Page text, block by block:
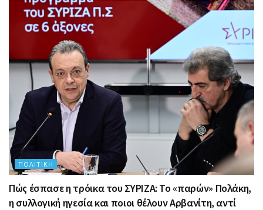
ΠΟΛΙΤΙΚΉ
Πώς έσπασε η τρόικα του ΣΥΡΙΖΑ: Το «παρών» Πολάκη,
η συλλογική ηγεσία και ποιοι θέλουν Αρβανίτη, αντί